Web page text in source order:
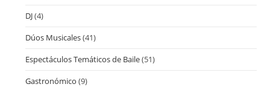
DJ(4)
Dúos Musicales(41)
Espectáculos Temáticos de Baile(51)
Gastronómico (9)